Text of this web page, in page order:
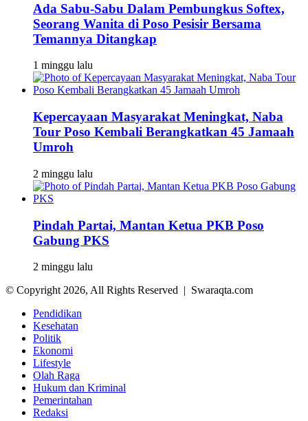
Ada Sabu-Sabu Dalam Pembungkus Softex,
Seorang Wanita di Poso Pesisir Bersama
Temannya Ditangkap
1 minggu lalu
Kepercayaan Masyarakat Meningkat, Naba
Tour Poso Kembali Berangkatkan 45 Jamaah
Umroh
2 minggu lalu
Pindah Partai, Mantan Ketua PKB Poso
Gabung PKS
2 minggu lalu
© Copyright 2026, All Rights Reserved | Swaraqta.com
Pendidikan
Kesehatan
Politik
Ekonomi
Lifestyle
Olah Raga
Hukum dan Kriminal
Pemerintahan
Redaksi